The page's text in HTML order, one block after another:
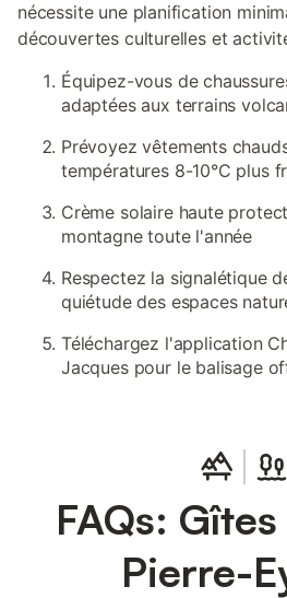
nécessite une planification
découvertes culturelles et
Équipez-vous de
adaptées aux terrains
Prévoyez vêtements
températures 8-10°C plus
Crème solaire haute
montagne toute l'année
Respectez la signalétique
quiétude des espaces
Téléchargez l'application
Jacques pour le balisage
FAQs:
Pierre-